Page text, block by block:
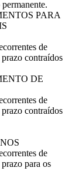
PARA
de
contraídos
DE
de
contraídos
de
para os